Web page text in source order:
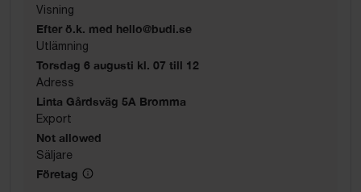
Visning
Efter ö.k. med hello@budi.se
Utlämning
Torsdag 6 augusti kl. 07 till 12
Adress
Linta Gårdsväg 5A Bromma
Export
Not allowed
Säljare
Företag